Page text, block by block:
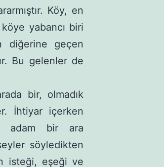
Köy, en
yabancı biri
diğerine geçen
Bu gelenler de
bir, ol­madık
İhtiyar içerken
adam bir ara
söyledikten
isteği, eşeği ve